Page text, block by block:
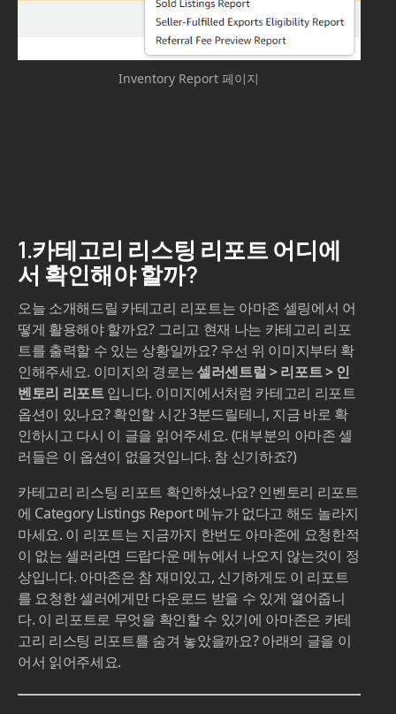
Inventory Report 페이지
1.카테고리 리스팅 리포트 어디에
서 확인해야 할까?
오늘 소개해드릴 카테고리 리포트는 아마존 셀링에서 어
떻게 활용해야 할까요? 그리고 현재 나는 카테고리 리포
트를 출력할 수 있는 상황일까요? 우선 위 이미지부터 확
인해주세요. 이미지의 경로는셀러센트럴 > 리포트 > 인
벤토리 리포트입니다. 이미지에서처럼 카테고리 리포트
옵션이 있나요? 확인할 시간 3분드릴테니, 지금 바로 확
인하시고 다시 이 글을 읽어주세요. (대부분의 아마존 셀
러들은 이 옵션이 없을것입니다. 참 신기하죠?)
카테고리 리스팅 리포트 확인하셨나요? 인벤토리 리포트
에 Category Listings Report 메뉴가 없다고 해도 놀라지
마세요. 이 리포트는 지금까지 한번도 아마존에 요청한적
이 없는 셀러라면 드랍다운 메뉴에서 나오지 않는것이 정
상입니다. 아마존은 참 재미있고, 신기하게도 이 리포트
를 요청한 셀러에게만 다운로드 받을 수 있게 열어줍니
다. 이 리포트로 무엇을 확인할 수 있기에 아마존은 카테
고리 리스팅 리포트를 숨겨 놓았을까요? 아래의 글을 이
어서 읽어주세요.